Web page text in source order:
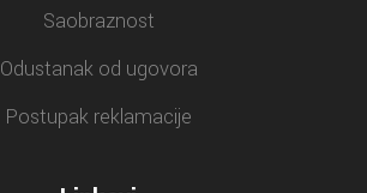
Saobraznost
Odustanak od ugovora
Postupak reklamacije